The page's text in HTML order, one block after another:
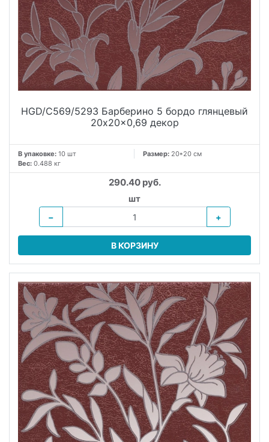
HGD/C569/5293 Барберино 5 бордо глянцевый
20x20x0,69 декор
В упаковке: 10 шт Размер: 20*20 см
Вес: 0.488 кг
290.40 руб.
шт
−
+
В КОРЗИНУ